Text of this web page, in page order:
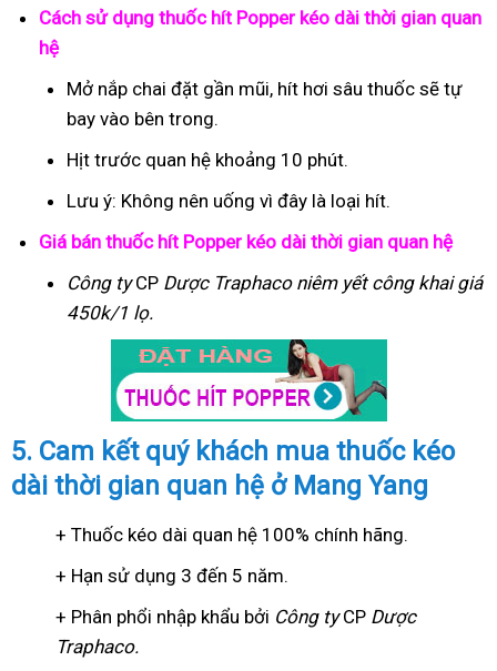
Cách sử dụng thuốc hít Popper kéo dài thời gian quan
hệ
Mở nắp chai đặt gần mũi, hít hơi sâu thuốc sẽ tự
bay vào bên trong.
Hịt trước quan hệ khoảng 10 phút.
Lưu ý: Không nên uống vì đây là loại hít.
Giá bán thuốc hít Popper kéo dài thời gian quan hệ
Công tyCP Dược Traphaconiêm yết công khai giá
450k/1 lọ.
5. Cam kết quý khách mua thuốc kéo
dài thời gian quan hệ ở Mang Yang
+ Thuốc kéo dài quan hệ 100% chính hãng.
+ Hạn sử dụng 3 đến 5 năm.
+ Phân phổi nhập khẩu bởi Công tyCP Dược
Traphaco.